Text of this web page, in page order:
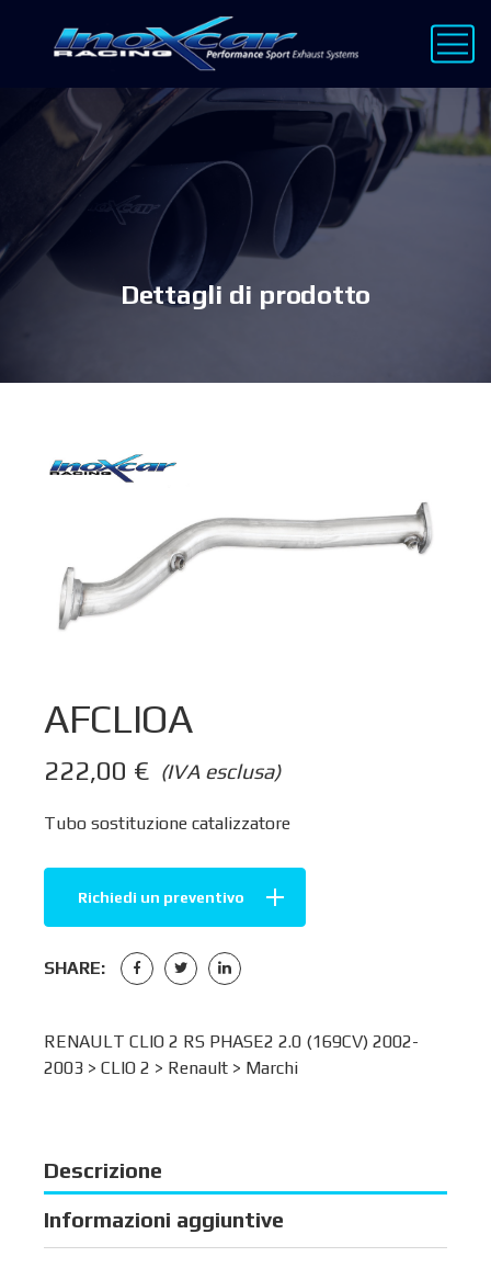
Dettagli di prodotto
AFCLIOA
(IVA esclusa)
222,00 €
Tubo sostituzione catalizzatore
Richiedi un preventivo
SHARE:
RENAULT CLIO 2 RS PHASE2 2.0 (169CV) 2002-
2003 > CLIO 2 > Renault > Marchi
Descrizione
Informazioni aggiuntive